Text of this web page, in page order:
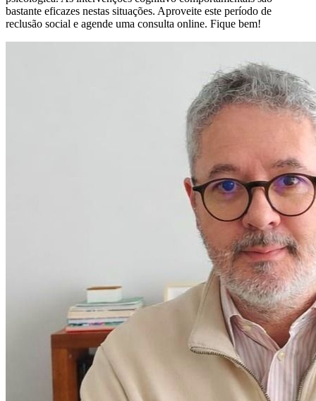
bastante eficazes nestas situações. Aproveite este período de
reclusão social e agende uma consulta online. Fique bem!